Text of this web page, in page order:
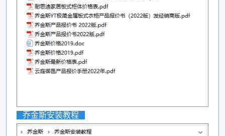
乔金斯安装教程